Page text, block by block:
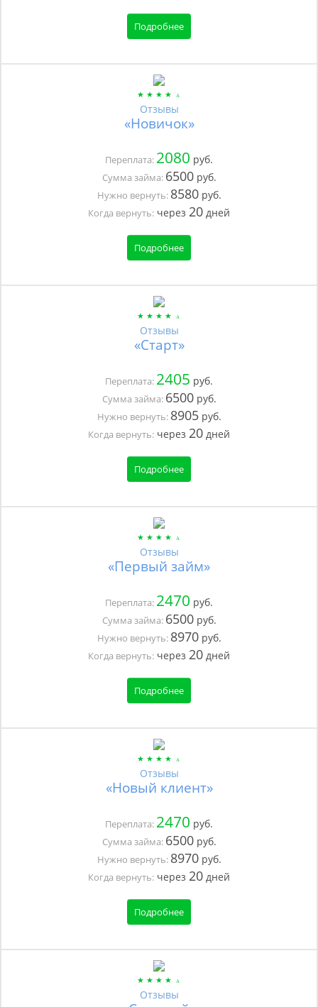
Подробнее
Отзывы
«Новичок»
Переплата: 2080 руб.
Сумма займа: 6500руб.
Нужно вернуть: 8580руб.
Когда вернуть: через 20 дней
Подробнее
Отзывы
«Старт»
Переплата: 2405 руб.
Сумма займа: 6500руб.
Нужно вернуть: 8905руб.
Когда вернуть: через 20 дней
Подробнее
Отзывы
«Первый займ»
Переплата: 2470 руб.
Сумма займа: 6500руб.
Нужно вернуть: 8970руб.
Когда вернуть: через 20 дней
Подробнее
Отзывы
«Новый клиент»
Переплата: 2470 руб.
Сумма займа: 6500руб.
Нужно вернуть: 8970руб.
Когда вернуть: через 20 дней
Подробнее
Отзывы